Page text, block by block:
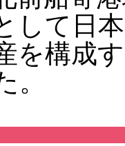
して日
を構成
。